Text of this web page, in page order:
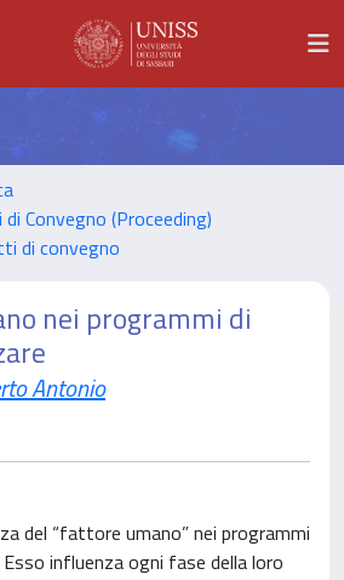
Convegno (Proceeding)
di convegno
nei programmi di
Antonio
del “fattore umano” nei programmi
influenza ogni fase della loro